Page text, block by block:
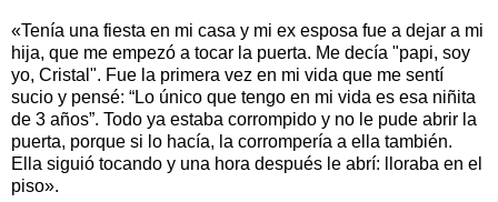
«Tenía una fiesta en mi casa y mi ex esposa fue a dejar a mi
hija, que me empezó a tocar la puerta. Me decía "papi, soy
yo, Cristal". Fue la primera vez en mi vida que me sentí
sucio y pensé: “Lo único que tengo en mi vida es esa niñita
de 3 años”. Todo ya estaba corrompido y no le pude abrir la
puerta, porque si lo hacía, la corrompería a ella también.
Ella siguió tocando y una hora después le abrí: lloraba en el
piso».